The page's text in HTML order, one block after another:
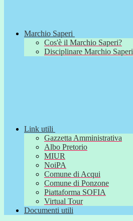
Marchio Saperi
Cos'è il Marchio Saperi?
Disciplinare Marchio Saperi
Link utili
Gazzetta Amministrativa
Albo Pretorio
MIUR
NoiPA
Comune di Acqui
Comune di Ponzone
Piattaforma SOFIA
Virtual Tour
Documenti utili